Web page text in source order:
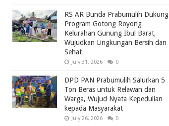
RS AR Bunda Prabumulih Dukung
Program Gotong Royong
Kelurahan Gunung Ibul Barat,
Wujudkan Lingkungan Bersih dan
Sehat
July 31, 2026 0
DPD PAN Prabumulih Salurkan 5
Ton Beras untuk Relawan dan
Warga, Wujud Nyata Kepedulian
kepada Masyarakat
July 26, 2026 0